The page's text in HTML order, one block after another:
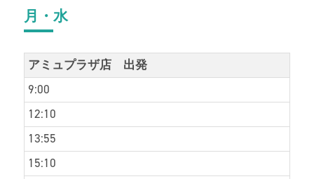
月・水
アミュプラザ店 出発
9:00
12:10
13:55
15:10